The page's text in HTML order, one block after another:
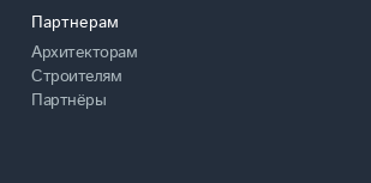
Партнерам
Архитекторам
Строителям
Партнёры